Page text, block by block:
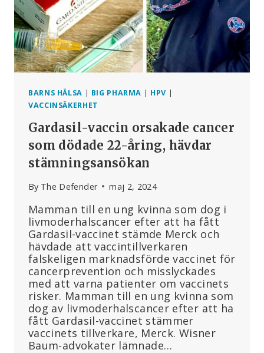
OCH
PÅVERKA
DERAS
HÄLSA
BARNS HÄLSA | BIG PHARMA | HPV |
VACCINSÄKERHET
Gardasil-vaccin orsakade cancer
som dödade 22-åring, hävdar
stämningsansökan
By The Defender maj 2, 2024
Mamman till en ung kvinna som dog i
livmoderhalscancer efter att ha fått
Gardasil-vaccinet stämde Merck och
hävdade att vaccintillverkaren
falskeligen marknadsförde vaccinet för
cancerprevention och misslyckades
med att varna patienter om vaccinets
risker. Mamman till en ung kvinna som
dog av livmoderhalscancer efter att ha
fått Gardasil-vaccinet stämmer
vaccinets tillverkare, Merck. Wisner
Baum-advokater lämnade…